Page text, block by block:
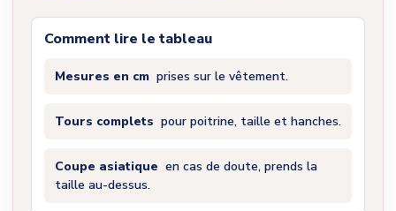
Comment lire le tableau
Mesures en cm prises sur le vêtement.
Tours complets pour poitrine, taille et hanches.
Coupe asiatique en cas de doute, prends la
taille au-dessus.